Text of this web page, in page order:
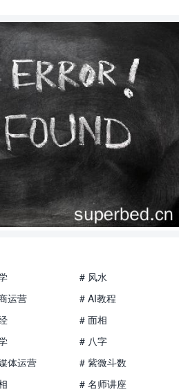
# 风水
运营
# AI教程
# 面相
# 八字
体运营
# 紫微斗数
# 名师讲座